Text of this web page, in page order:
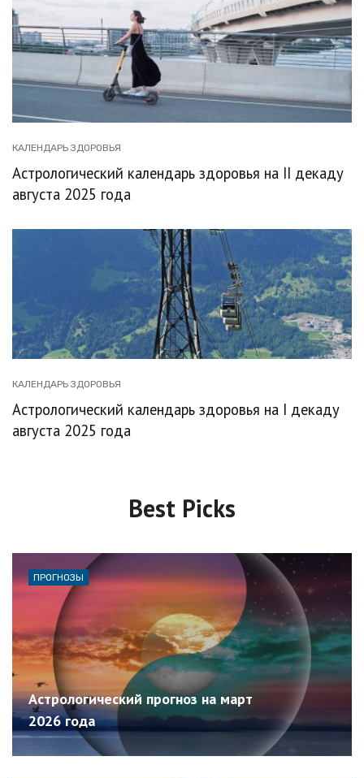
КАЛЕНДАРЬ ЗДОРОВЬЯ
Астрологический календарь здоровья на II декаду
августа 2025 года
КАЛЕНДАРЬ ЗДОРОВЬЯ
Астрологический календарь здоровья на I декаду
августа 2025 года
Best Picks
Астрологический прогноз на март
2026 года
ПРОГНОЗЫ